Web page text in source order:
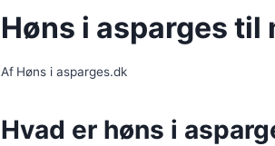
Høns i asparges til
Af Høns i asparges.dk
Hvad er høns i